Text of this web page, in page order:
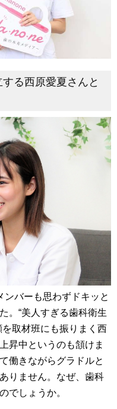
る西原愛夏さんと
ンバーも思わずドキッと
。“美人すぎる歯科衛生
取材班にも振りまく西
昇中というのも頷けま
働きながらグラドルと
りません。なぜ、歯科
でしょうか。